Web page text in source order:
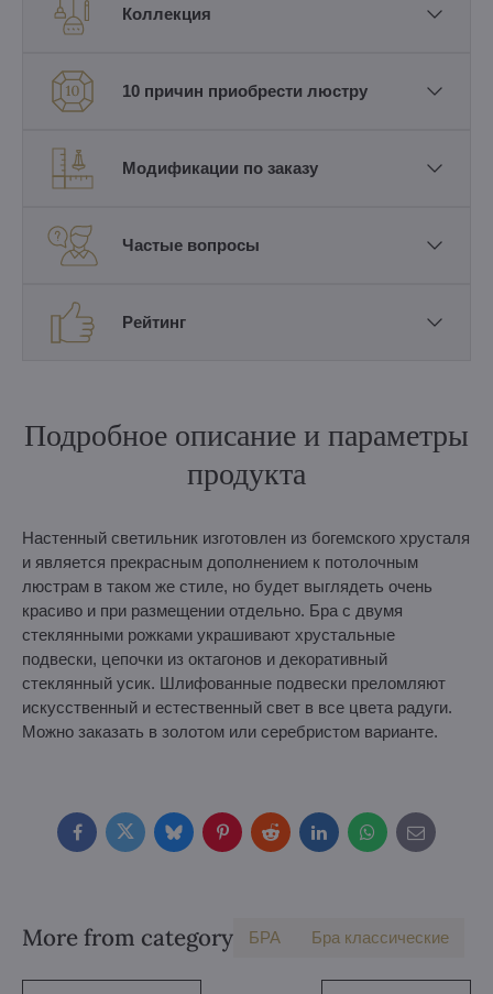
Коллекция
10 причин приобрести люстру
Модификации по заказу
Частые вопросы
Рейтинг
Подробное описание и параметры
продукта
Настенный светильник изготовлен из богемского хрусталя
и является прекрасным дополнением к потолочным
люстрам в таком же стиле, но будет выглядеть очень
красиво и при размещении отдельно. Бра с двумя
стеклянными рожками украшивают хрустальные
подвески, цепочки из октагонов и декоративный
стеклянный усик. Шлифованные подвески преломляют
искусственный и естественный свет в все цвета радуги.
Можно заказать в золотом или серебристом варианте.
FacebookTwitterBlueskyPinterestRedditLinkedInWhatsApp
E-
mail
More from category БPA Бра классические